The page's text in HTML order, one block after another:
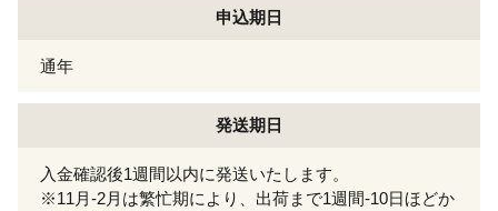
申込期日
通年
発送期日
入金確認後1週間以内に発送いたします。
※11月-2月は繁忙期により、出荷まで1週間-10日ほどか